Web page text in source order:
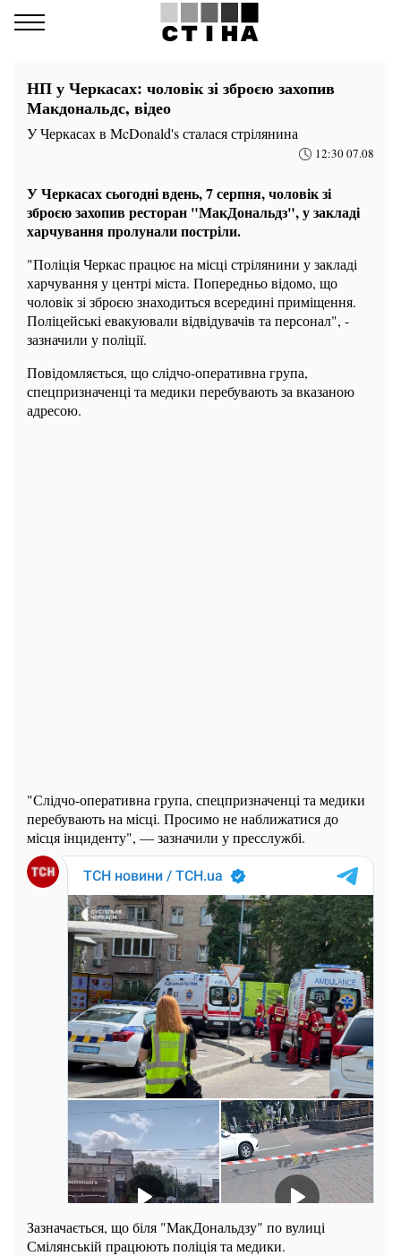
НП у Черкасах: чоловік зі зброєю захопив
Макдональдс, відео
У Черкасах в McDonald's сталася стрілянина
12:30 07.08
У Черкасах сьогодні вдень, 7 серпня, чоловік зі
зброєю захопив ресторан "МакДональдз", у закладі
харчування пролунали постріли.
"Поліція Черкас працює на місці стрілянини у закладі
харчування у центрі міста. Попередньо відомо, що
чоловік зі зброєю знаходиться всередині приміщення.
Поліцейські евакуювали відвідувачів та персонал", -
зазначили у поліції.
Повідомляється, що слідчо-оперативна група,
спецпризначенці та медики перебувають за вказаною
адресою.
"Слідчо-оперативна група, спецпризначенці та медики
перебувають на місці. Просимо не наближатися до
місця інциденту", — зазначили у пресслужбі.
Зазначається, що біля "МакДональдзу" по вулиці
Смілянській працюють поліція та медики.